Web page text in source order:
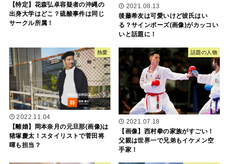
【特定】花森弘卓容疑者の沖縄の
出身大学はどこ？硫酸事件は同じ
サークル所属！
2021.08.13
後藤希友は可愛いけど彼氏はい
る？サインポーズ(画像)がカッコい
いと話題に！
熱愛
2022.11.04
【離婚】岡本奈月の元旦那(画像)は
猪塚慶太！スタイリストで菅田将
暉も担当？
話題の人物
2021.07.18
【画像】西村拳の家族がすごい！
父親は世界一で兄弟もイケメン空
手家！